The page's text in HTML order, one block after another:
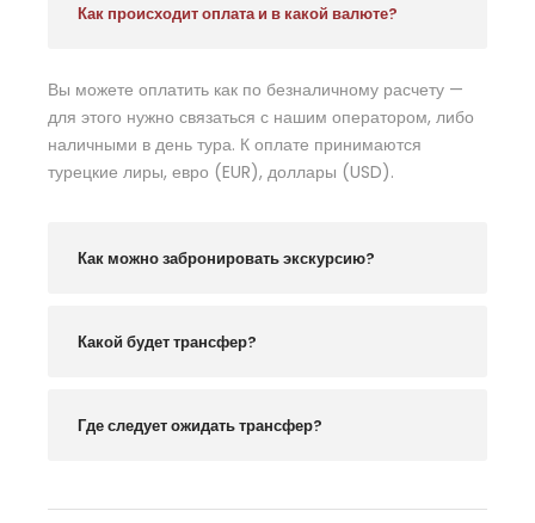
Как происходит оплата и в какой валюте?
Вы можете оплатить как по безналичному расчету —
для этого нужно связаться с нашим оператором, либо
наличными в день тура. К оплате принимаются
турецкие лиры, евро (EUR), доллары (USD).
Как можно забронировать экскурсию?
Какой будет трансфер?
Где следует ожидать трансфер?